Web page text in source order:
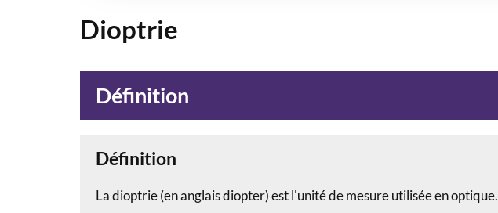
Dioptrie
Définition
Définition
La dioptrie (en anglais diopter) est l'unité de mesure utilisée en optique.